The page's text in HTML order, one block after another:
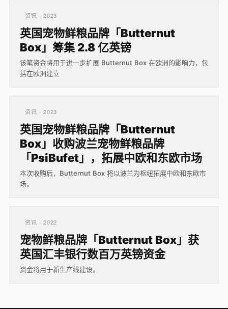
资讯 · 2023
英国宠物鲜粮品牌「Butternut
Box」筹集 2.8 亿英镑
该笔资金将用于进一步扩展 Butternut Box 在欧洲的影响力，包
括在欧洲建立
资讯 · 2023
英国宠物鲜粮品牌「Butternut
Box」收购波兰宠物鲜粮品牌
「PsiBufet」，拓展中欧和东欧市场
本次收购后，Butternut Box 将以波兰为枢纽拓展中欧和东欧市
场。
资讯 · 2022
宠物鲜粮品牌「Butternut Box」获
英国汇丰银行数百万英镑资金
资金将用于新生产线建设。